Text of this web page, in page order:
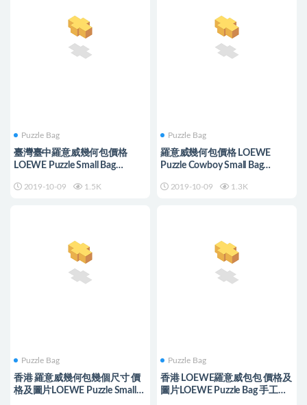
Puzzle Bag
臺灣臺中羅意威幾何包價格
LOEWE Puzzle Small Bag
2019-10-09 1.5K
Puzzle Bag
羅意威幾何包價格 LOEWE
Puzzle Cowboy Small Bag
2019-10-09 1.3K
Puzzle Bag
香港 羅意威幾何包幾個尺寸 價
格及圖片LOEWE Puzzle Small
Puzzle Bag
香港 LOEWE羅意威包包 價格及
圖片LOEWE Puzzle Bag 手工縫